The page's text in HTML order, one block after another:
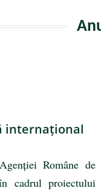
internațional
Române de
cadrul proiectului